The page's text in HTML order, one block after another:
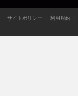
サイトポリシー 利用規約